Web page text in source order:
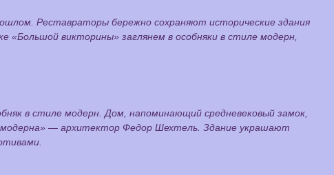
Реставраторы бережно сохраняют исторические здания
викторины» заглянем в особняки в стиле модерн,
в стиле модерн. Дом, напоминающий средневековый замок,
модерна» — архитектор Федор Шехтель. Здание украшают